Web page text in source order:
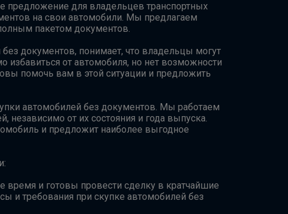
предложение для владельцев транспортных
на свои автомобили. Мы предлагаем
пакетом документов.
документов, понимает, что владельцы могут
избавиться от автомобиля, но нет возможности
помочь вам в этой ситуации и предложить
автомобилей без документов. Мы работаем
от их состояния и года выпуска.
и предложит наиболее выгодное
и готовы провести сделку в кратчайшие
и требования при скупке автомобилей без